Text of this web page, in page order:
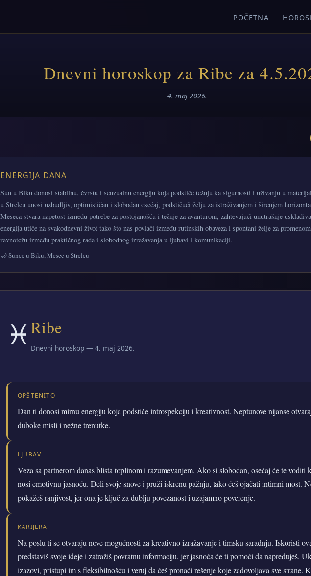
POČETNA
Dnevni horoskop za Ribe za
4. maj 2026.
ENERGIJA DANA
Sun u Biku donosi stabilnu, čvrstu i senzualnu energiju koja podstiče težnju ka sigurnosti i uživanju u
u Strelcu unosi uzbudljiv, optimističan i slobodan osećaj, podstičući želju za istraživanjem i širenjem
Meseca stvara napetost između potrebe za postojanošću i težnje za avanturom, zahtevajući unutrašnje
energija utiče na svakodnevni život tako što nas povlači između rutinskih obaveza i spontani želje za
ravnotežu između praktičnog rada i slobodnog izražavanja u ljubavi i komunikaciji.
🌙 Sunce u Biku, Mesec u Strelcu
♓ Ribe
Dnevni horoskop — 4. maj 2026.
OPŠTENITO
Dan ti donosi mirnu energiju koja podstiče introspekciju i kreativnost. Neptunove nijanse
duboke misli i nežne trenutke.
LJUBAV
Veza sa partnerom danas blista toplinom i razumevanjem. Ako si slobodan, osećaj će te voditi
nosi emotivnu jasnoću. Deli svoje snove i pruži iskrenu pažnju, tako ćeš ojačati intimni most.
pokažeš ranjivost, jer ona je ključ za dublju povezanost i uzajamno poverenje.
KARIJERA
Na poslu ti se otvaraju nove mogućnosti za kreativno izražavanje i timsku saradnju. Iskoristi
predstaviš svoje ideje i zatražiš povratnu informaciju, jer jasnoća će ti pomoći da napreduješ.
izazovi, pristupi im s fleksibilnošću i veruj da ćeš pronaći rešenje koje zadovoljava sve strane.